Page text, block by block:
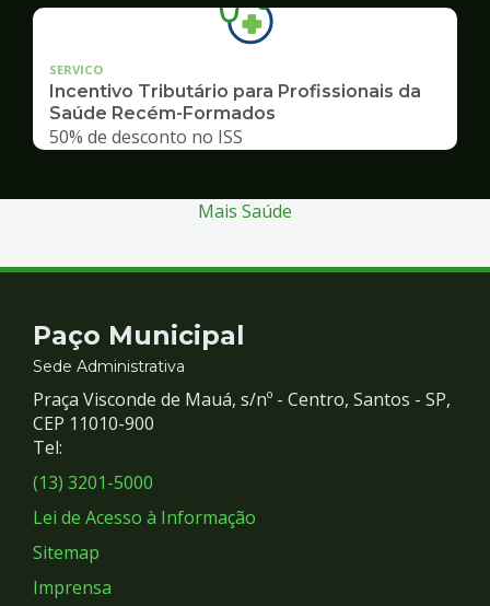
SERVICO
Incentivo Tributário para Profissionais da
Saúde Recém-Formados
50% de desconto no ISS
Mais Saúde
Contato
e
Redes
Sociais
Paço Municipal
Sede Administrativa
Praça Visconde de Mauá, s/nº - Centro, Santos - SP,
CEP 11010-900
Tel:
(13) 3201-5000
Lei de Acesso à Informação
Sitemap
Imprensa